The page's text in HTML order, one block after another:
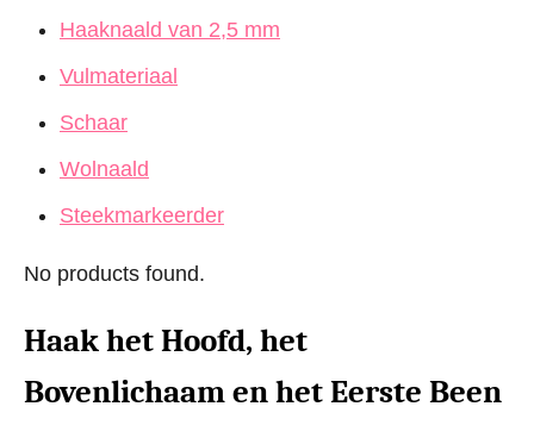
Haaknaald van 2,5 mm
Vulmateriaal
Schaar
Wolnaald
Steekmarkeerder
No products found.
Haak het Hoofd, het
Bovenlichaam en het Eerste Been